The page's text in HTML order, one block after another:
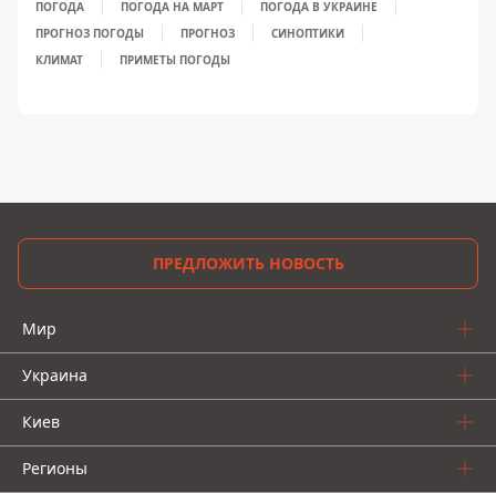
ПОГОДА ПОГОДА НА МАРТ
ПОГОДА В УКРАИНЕ
ПРОГНОЗ ПОГОДЫ
ПРОГНОЗ
СИНОПТИКИ
КЛИМАТ
ПРИМЕТЫ ПОГОДЫ
ПРЕДЛОЖИТЬ НОВОСТЬ
Мир
Украина
Киев
Регионы